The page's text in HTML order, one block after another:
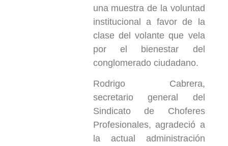
una muestra de la voluntad
institucional a favor de la
clase del volante que vela
por el bienestar del
conglomerado ciudadano.
Rodrigo Cabrera,
secretario general del
Sindicato de Choferes
Profesionales, agradeció a
la actual administración